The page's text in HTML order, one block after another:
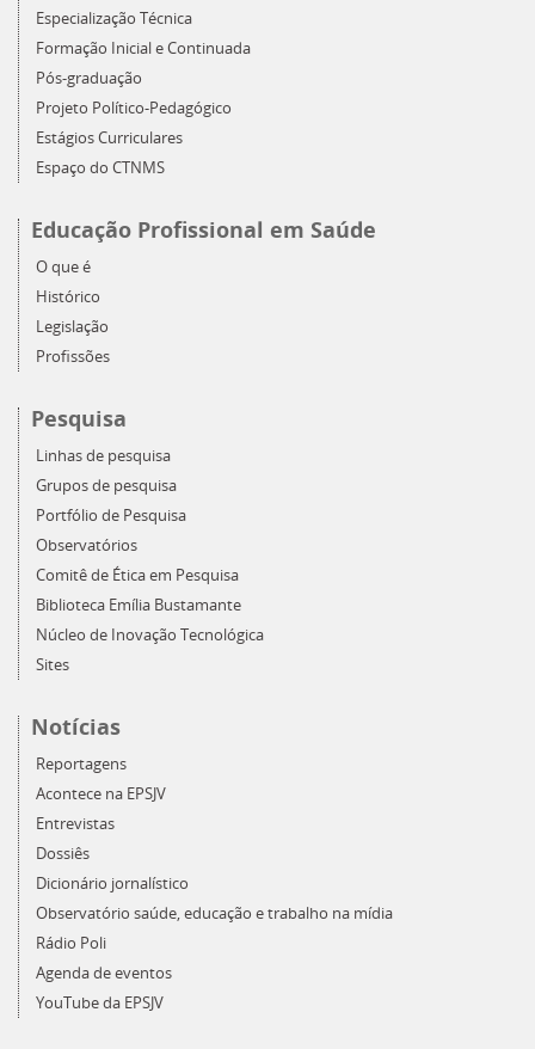
Especialização Técnica
Formação Inicial e Continuada
Pós-graduação
Projeto Político-Pedagógico
Estágios Curriculares
Espaço do CTNMS
Educação Profissional em Saúde
O que é
Histórico
Legislação
Profissões
Pesquisa
Linhas de pesquisa
Grupos de pesquisa
Portfólio de Pesquisa
Observatórios
Comitê de Ética em Pesquisa
Biblioteca Emília Bustamante
Núcleo de Inovação Tecnológica
Sites
Notícias
Reportagens
Acontece na EPSJV
Entrevistas
Dossiês
Dicionário jornalístico
Observatório saúde, educação e trabalho na mídia
Rádio Poli
Agenda de eventos
YouTube da EPSJV